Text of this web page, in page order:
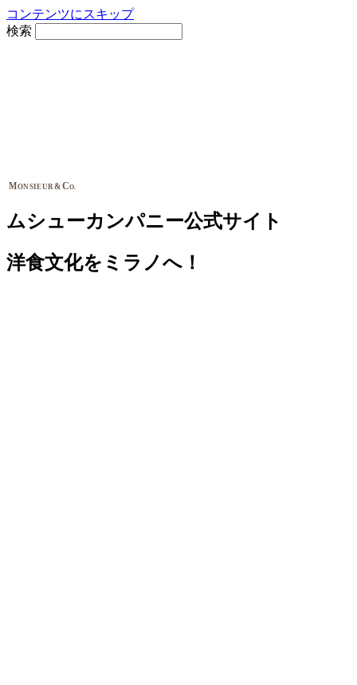
コンテンツにスキップ
検索
MONSIEUR&CO.
ムシューカンパニー公式サイト
洋食文化をミラノへ！